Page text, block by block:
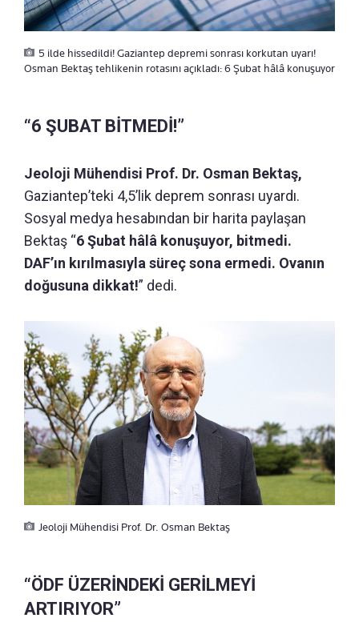
5 ilde hissedildi! Gaziantep depremi sonrası korkutan uyarı!
Osman Bektaş tehlikenin rotasını açıkladı: 6 Şubat hâlâ konuşuyor
“6 ŞUBAT BİTMEDİ!”
Jeoloji Mühendisi Prof. Dr. Osman Bektaş,
Gaziantep’teki 4,5’lik deprem sonrası uyardı.
Sosyal medya hesabından bir harita paylaşan
Bektaş “6 Şubat hâlâ konuşuyor, bitmedi.
DAF’ın kırılmasıyla süreç sona ermedi. Ovanın
doğusuna dikkat!” dedi.
Jeoloji Mühendisi Prof. Dr. Osman Bektaş
“ÖDF ÜZERİNDEKİ GERİLMEYİ
ARTIRIYOR”